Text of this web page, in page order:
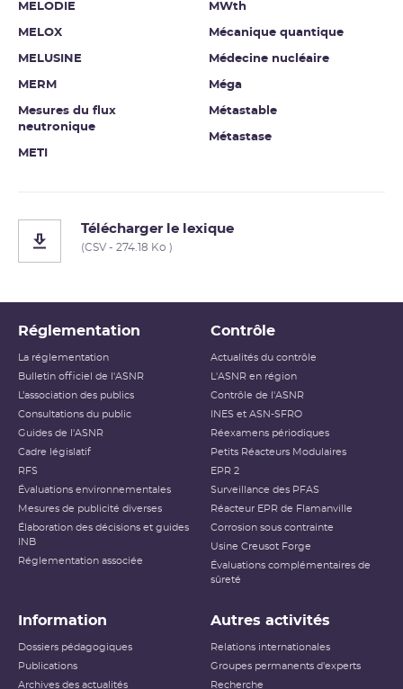
MELODIE
MELOX
MELUSINE
MERM
Mesures du flux
neutronique
METI
MWth
Mécanique quantique
Médecine nucléaire
Méga
Métastable
Métastase
Télécharger le lexique
(CSV - 274.18 Ko )
Réglementation
La réglementation
Bulletin officiel de l'ASNR
L’association des publics
Consultations du public
Guides de l'ASNR
Cadre législatif
RFS
Évaluations environnementales
Mesures de publicité diverses
Élaboration des décisions et guides
INB
Réglementation associée
Contrôle
Actualités du contrôle
L'ASNR en région
Contrôle de l'ASNR
INES et ASN-SFRO
Réexamens périodiques
Petits Réacteurs Modulaires
EPR 2
Surveillance des PFAS
Réacteur EPR de Flamanville
Corrosion sous contrainte
Usine Creusot Forge
Évaluations complémentaires de
sûreté
Information
Dossiers pédagogiques
Publications
Archives des actualités
Autres activités
Relations internationales
Groupes permanents d'experts
Recherche